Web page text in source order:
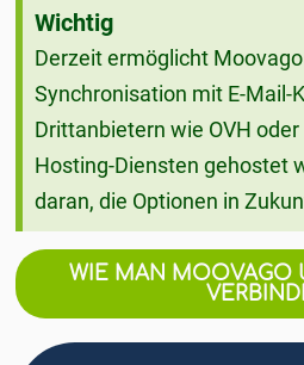
Wichtig
Derzeit ermöglicht
Synchronisation mit E-Mail-
Drittanbietern wie OVH
Hosting-Diensten gehostet
daran, die Optionen in
WIE MAN MOOVAGO